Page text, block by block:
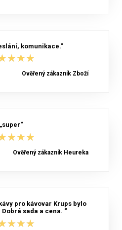
komunikace.“
Ověřený zákazník Zboží
„super“
Ověřený zákazník Heureka
pro kávovar Krups bylo
Dobrá sada a cena. “